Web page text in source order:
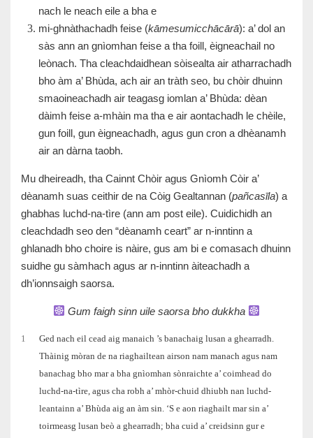
nach le neach eile a bha e
mi-ghnàthachadh feise (kāmesumicchācārā): a’ dol an
sàs ann an gnìomhan feise a tha foill, èigneachail no
leònach. Tha cleachdaidhean sòisealta air atharrachadh
bho àm a’ Bhùda, ach air an tràth seo, bu chòir dhuinn
smaoineachadh air teagasg iomlan a’ Bhùda: dèan
dàimh feise a-mhàin ma tha e air aontachadh le chèile,
gun foill, gun èigneachadh, agus gun cron a dhèanamh
air an dàrna taobh.
Mu dheireadh, tha Cainnt Chòir agus Gnìomh Còir a’
dèanamh suas ceithir de na Còig Gealtannan (pañcasīla) a
ghabhas luchd-na-tìre (ann am post eile). Cuidichidh an
cleachdadh seo den “dèanamh ceart” ar n-inntinn a
ghlanadh bho choire is nàire, gus am bi e comasach dhuinn
suidhe gu sàmhach agus ar n-inntinn àiteachadh a
dh’ionnsaigh saorsa.
Gum faigh sinn uile saorsa bho dukkha
1
Ged nach eil cead aig manaich ’s banachaig lusan a ghearradh.
Thàinig mòran de na riaghailtean airson nam manach agus nam
banachag bho mar a bha gnìomhan sònraichte a’ coimhead do
luchd-na-tìre, agus cha robh a’ mhòr-chuid dhiubh nan luchd-
leantainn a’ Bhùda aig an àm sin. ‘S e aon riaghailt mar sin a’
toirmeasg lusan beò a ghearradh; bha cuid a’ creidsinn gur e